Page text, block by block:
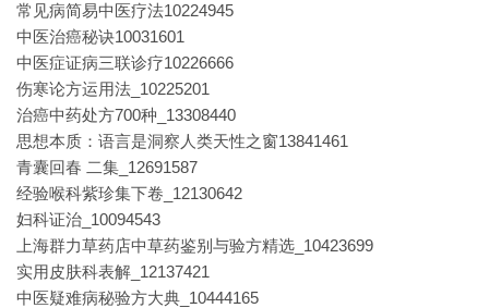
常见病简易中医疗法10224945
中医治癌秘诀10031601
中医症证病三联诊疗10226666
伤寒论方运用法_10225201
治癌中药处方700种_13308440
思想本质：语言是洞察人类天性之窗13841461
青囊回春 二集_12691587
经验喉科紫珍集下卷_12130642
妇科证治_10094543
上海群力草药店中草药鉴别与验方精选_10423699
实用皮肤科表解_12137421
中医疑难病秘验方大典_10444165